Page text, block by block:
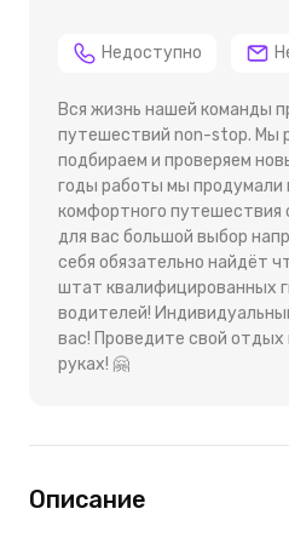
Недоступно
Вся жизнь нашей команды
путешествий non-stop. Мы
подбираем и проверяем
годы работы мы продумали
комфортного путешествия
для вас большой выбор
себя обязательно найдёт
штат квалифицированных
водителей!
вас! Проведите свой
руках! 🤗
Описание